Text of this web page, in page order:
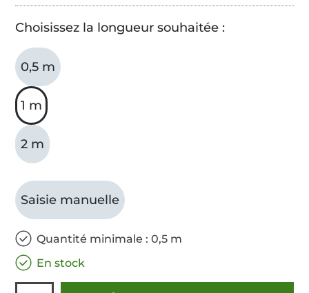
Choisissez la longueur souhaitée :
0,5 m
1 m
2 m
Saisie manuelle
Quantité minimale : 0,5 m
En stock